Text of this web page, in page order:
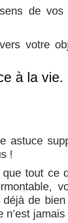
de vos
vers votre
à la vie.
astuce
!
tout ce
de